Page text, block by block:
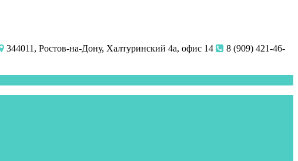
344011, Ростов-на-Дону, Халтуринский 4а, офис 14
8 (909) 421-46-